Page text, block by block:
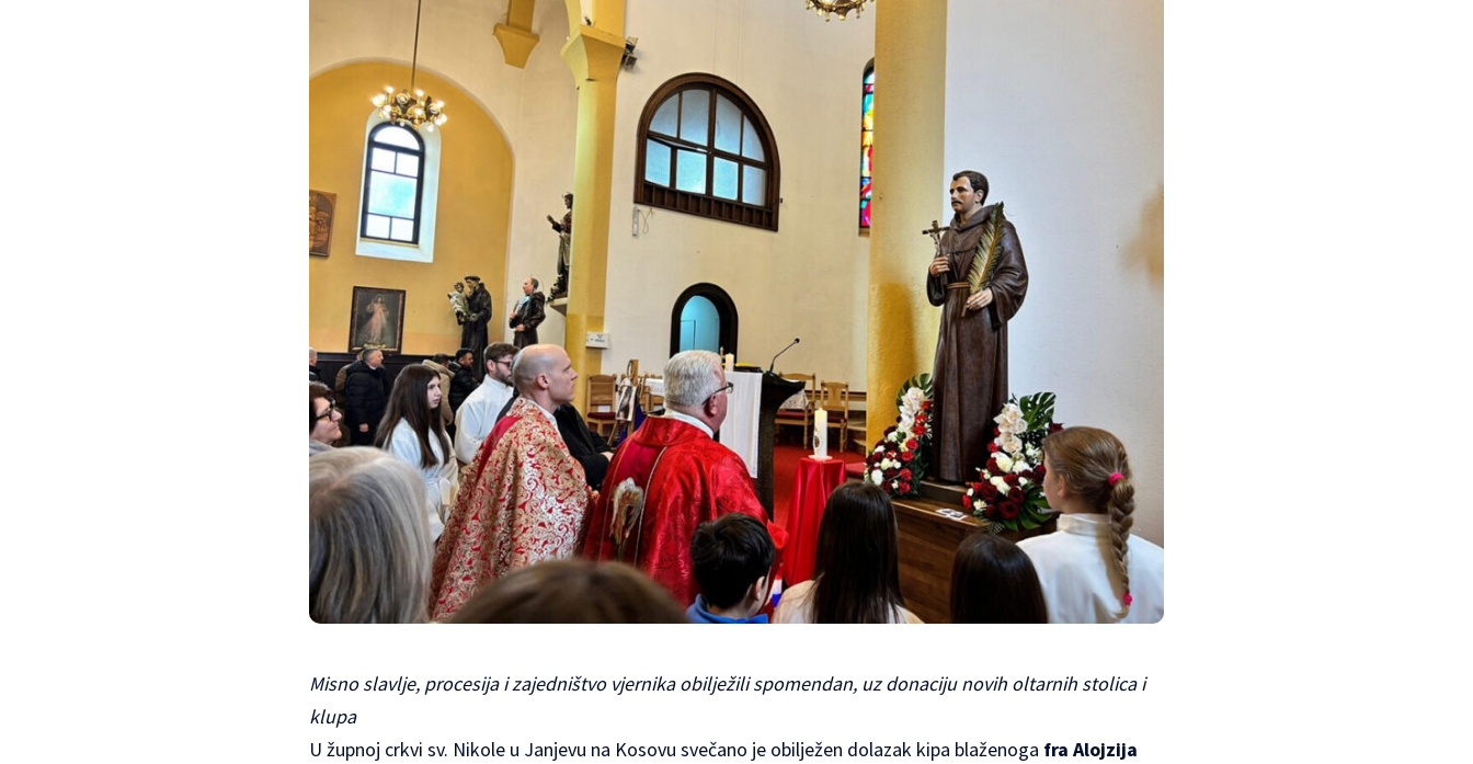
Misno slavlje, procesija i zajedništvo vjernika obilježili spomendan, uz donaciju novih oltarnih stolica i
klupa
U župnoj crkvi sv. Nikole u Janjevu na Kosovu svečano je obilježen dolazak kipa blaženoga fra Alojzija